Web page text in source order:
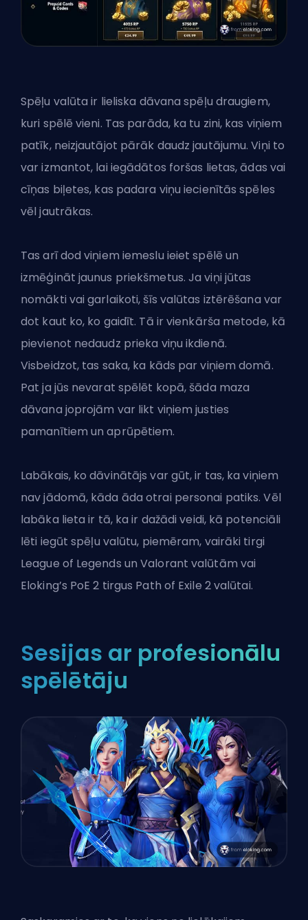
Spēļu valūta ir lieliska dāvana spēļu draugiem,
kuri spēlē vieni. Tas parāda, ka tu zini, kas viņiem
patīk, neizjautājot pārāk daudz jautājumu. Viņi to
var izmantot, lai iegādātos foršas lietas, ādas vai
cīņas biļetes, kas padara viņu iecienītās spēles
vēl jautrākas.
Tas arī dod viņiem iemeslu ieiet spēlē un
izmēģināt jaunus priekšmetus. Ja viņi jūtas
nomākti vai garlaikoti, šīs valūtas iztērēšana var
dot kaut ko, ko gaidīt. Tā ir vienkārša metode, kā
pievienot nedaudz prieka viņu ikdienā.
Visbeidzot, tas saka, ka kāds par viņiem domā.
Pat ja jūs nevarat spēlēt kopā, šāda maza
dāvana joprojām var likt viņiem justies
pamanītiem un aprūpētiem.
Labākais, ko dāvinātājs var gūt, ir tas, ka viņiem
nav jādomā, kāda āda otrai personai patiks. Vēl
labāka lieta ir tā, ka ir dažādi veidi, kā potenciāli
lēti iegūt spēļu valūtu, piemēram, vairāki tirgi
League of Legends un Valorant valūtām vai
Eloking’s PoE 2 tirgus Path of Exile 2 valūtai.
Sesijas ar profesionālu
spēlētāju